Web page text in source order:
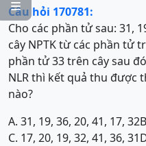

Câu hỏi 170781:
Cho các phần tử sau: 31,
cây NPTK từ các phần tử
phần tử 33 trên cây sau
NLR thì kết quả thu được
nào?
A. 31, 19, 36, 20, 41, 17, 32
C. 17, 20, 19, 32, 41, 36, 31